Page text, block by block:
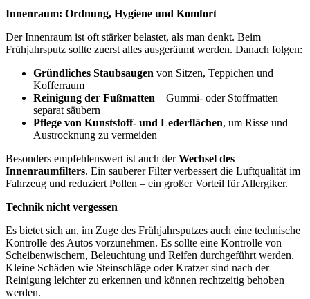
Innenraum: Ordnung, Hygiene und Komfort
Der Innenraum ist oft stärker belastet, als man denkt. Beim
Frühjahrsputz sollte zuerst alles ausgeräumt werden. Danach folgen:
Gründliches Staubsaugen von Sitzen, Teppichen und
Kofferraum
Reinigung der Fußmatten – Gummi- oder Stoffmatten
separat säubern
Pflege von Kunststoff- und Lederflächen, um Risse und
Austrocknung zu vermeiden
Besonders empfehlenswert ist auch derWechsel des
Innenraumfilters. Ein sauberer Filter verbessert die Luftqualität im
Fahrzeug und reduziert Pollen – ein großer Vorteil für Allergiker.
Technik nicht vergessen
Es bietet sich an, im Zuge des Frühjahrsputzes auch eine technische
Kontrolle des Autos vorzunehmen. Es sollte eine Kontrolle von
Scheibenwischern, Beleuchtung und Reifen durchgeführt werden.
Kleine Schäden wie Steinschläge oder Kratzer sind nach der
Reinigung leichter zu erkennen und können rechtzeitig behoben
werden.